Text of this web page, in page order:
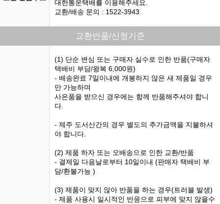
대한통운택배를 이용해주세요.
교환/배송 문의 : 1522-3943
교환반품/신청기준
(1) 단순 변심 또는 구매자 실수로 인한 반품(구매자
택배비 부담/왕복 6,000원)
- 배송완료 7일이내에 개봉하지 않은 새 제품일 경우
만 가능하며
사은품을 받으신 경우에는 함께 반품해주셔야 합니
다.
- 제주 도서산간의 경우 별도의 추가금액을 지불하셔
야 합니다.
(2) 제품 하자 또는 오배송으로 인한 교환/반품
- 결제일 다음날로부터 10일이내 (판매자 택배비 부
담/환불가능 )
(3) 제품이 맞지 않아 반품을 하는 경우(트러블 발생)
- 제품 사용시 일시적인 반응으로 피부에 맞지 않을수